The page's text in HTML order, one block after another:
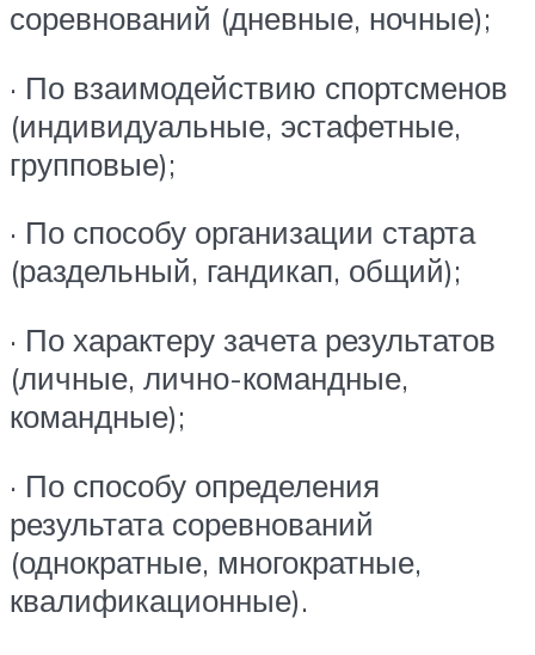
соревнований (дневные, ночные);
· По взаимодействию спортсменов
(индивидуальные, эстафетные,
групповые);
· По способу организации старта
(раздельный, гандикап, общий);
· По характеру зачета результатов
(личные, лично-командные,
командные);
· По способу определения
результата соревнований
(однократные, многократные,
квалификационные).